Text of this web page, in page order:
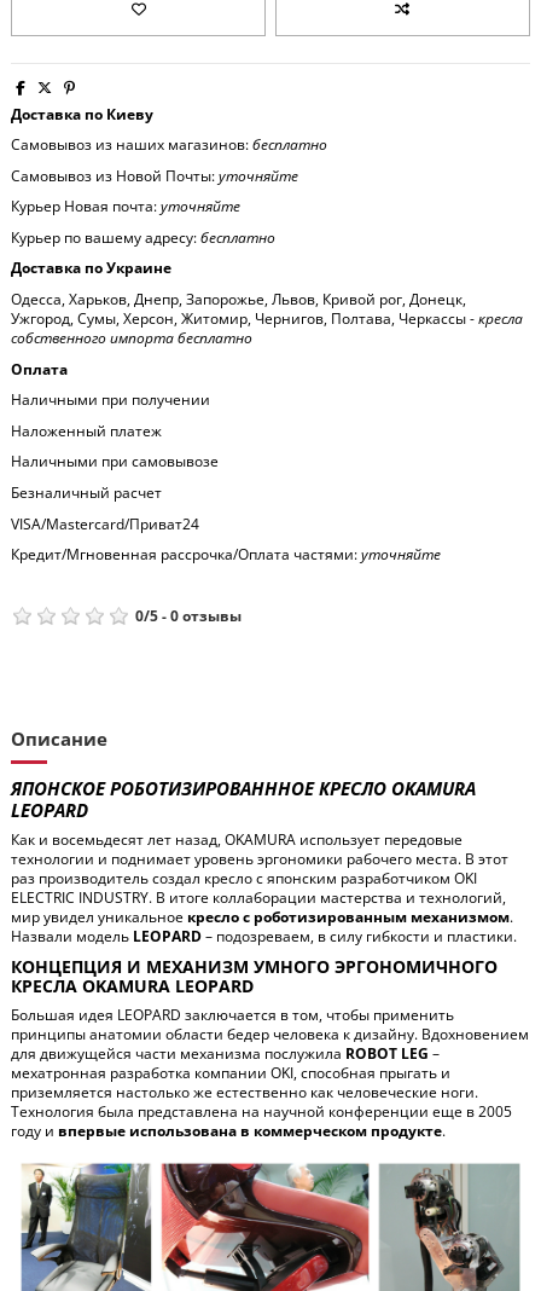
Доставка по Киеву
Самовывоз из наших магазинов:бесплатно
Самовывоз из Новой Почты:уточняйте
Курьер Новая почта:уточняйте
Курьер по вашему адресу:бесплатно
Доставка по Украине
Одесса, Харьков, Днепр, Запорожье, Львов, Кривой рог, Донецк,
Ужгород, Сумы, Херсон, Житомир, Чернигов, Полтава, Черкассы -кресла
собственного импорта бесплатно
Оплата
Наличными при получении
Наложенный платеж
Наличными при самовывозе
Безналичный расчет
VISA/Mastercard/Приват24
Кредит/Мгновенная рассрочка/Оплата частями:уточняйте
0/5-0отзывы
Описание
ЯПОНСКОЕ РОБОТИЗИРОВАНННОЕ КРЕСЛО OKAMURA
LEOPARD
Как и восемьдесят лет назад, OKAMURA использует передовые
технологии и поднимает уровень эргономики рабочего места. В этот
раз производитель создал кресло с японским разработчиком OKI
ELECTRIC INDUSTRY. В итоге коллаборации мастерства и технологий,
мир увидел уникальное кресло с роботизированным механизмом.
Назвали модель LEOPARD– подозреваем, в силу гибкости и пластики.
КОНЦЕПЦИЯ И МЕХАНИЗМ УМНОГО ЭРГОНОМИЧНОГО
КРЕСЛА OKAMURA LEOPARD
Большая идея LEOPARD заключается в том, чтобы применить
принципы анатомии области бедер человека к дизайну. Вдохновением
для движущейся части механизма послужила ROBOT LEG –
мехатронная разработка компании OKI, способная прыгать и
приземляется настолько же естественно как человеческие ноги.
Технология была представлена ​​на научной конференции еще в 2005
году и впервые использована в коммерческом продукте.